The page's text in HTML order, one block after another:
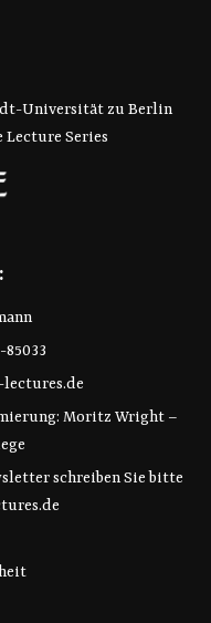
Universität zu Berlin
Lecture Series
85033
lectures.de
Moritz Wright –
schreiben Sie bitte